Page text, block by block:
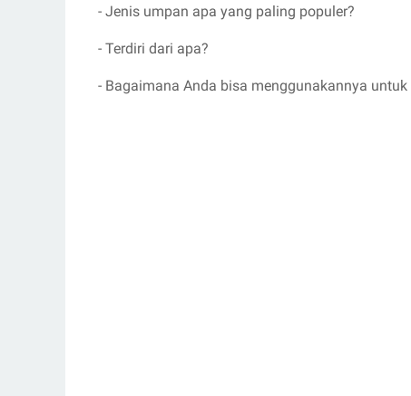
- Jenis umpan apa yang paling populer?
- Terdiri dari apa?
- Bagaimana Anda bisa menggunakannya